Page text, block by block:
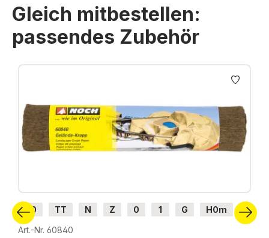
Gleich mitbestellen:
passendes Zubehör
Produktgalerie überspringen
H0 TT N Z 0 1 G
H0m
H0e
Art.-Nr. 60840